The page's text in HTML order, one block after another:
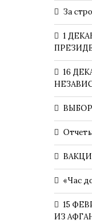
За
1
16
«Час
15
ИЗ